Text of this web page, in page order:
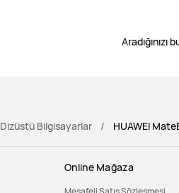
Aradığınızı
Dizüstü Bilgisayarlar HUAWEI
Online Mağaza